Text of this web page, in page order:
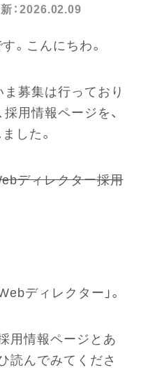
：2026.02.09
。こんにちわ。
ま募集は行っており
用情報ページを、
した。
ディレクター採用
ディレクター」。
用情報ページとあ
読んでみてくださ